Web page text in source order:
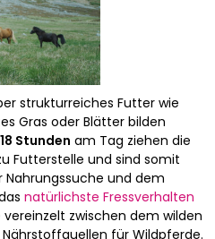
strukturreiches Futter wie
Gras oder Blätter bilden
18 Stunden am Tag ziehen die
Futterstelle und sind somit
und dem
natürlichste Fressverhalten
vereinzelt zwischen dem wilden
für Wildpferde.